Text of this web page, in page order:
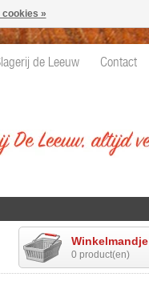
de Leeuw Contact
Winkelmandje
0 product(en)
cookies »